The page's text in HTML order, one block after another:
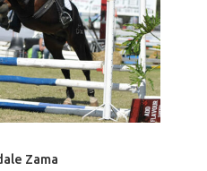
Zama